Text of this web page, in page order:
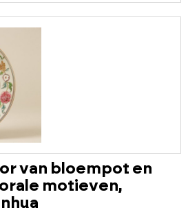
van bloempot en
motieven,